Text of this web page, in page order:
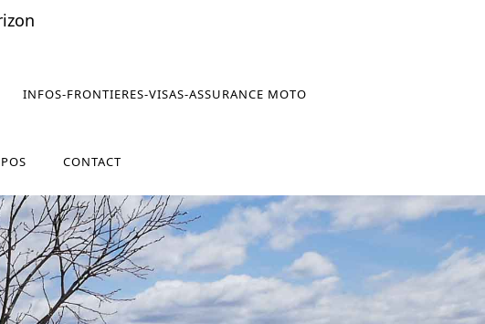
INFOS-FRONTIERES-VISAS-ASSURANCE MOTO
CONTACT